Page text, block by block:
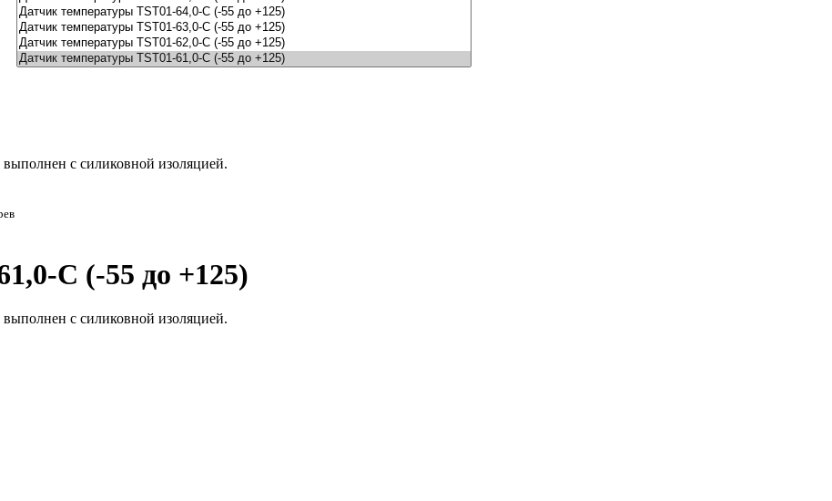
с силиковной изоляцией.
С (-55 до +125)
с силиковной изоляцией.